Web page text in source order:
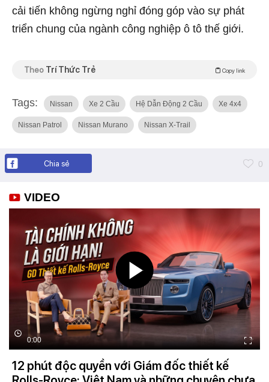
cải tiến không ngừng nghỉ đóng góp vào sự phát
triển chung của ngành công nghiệp ô tô thế giới.
Theo Trí Thức Trẻ Copy link
Tags: Nissan Xe 2 Cầu Hệ Dẫn Động 2 Cầu Xe 4x4
Nissan Patrol Nissan Murano Nissan X-Trail
Chia sẻ 0
VIDEO
0:00
12 phút độc quyền với Giám đốc thiết kế